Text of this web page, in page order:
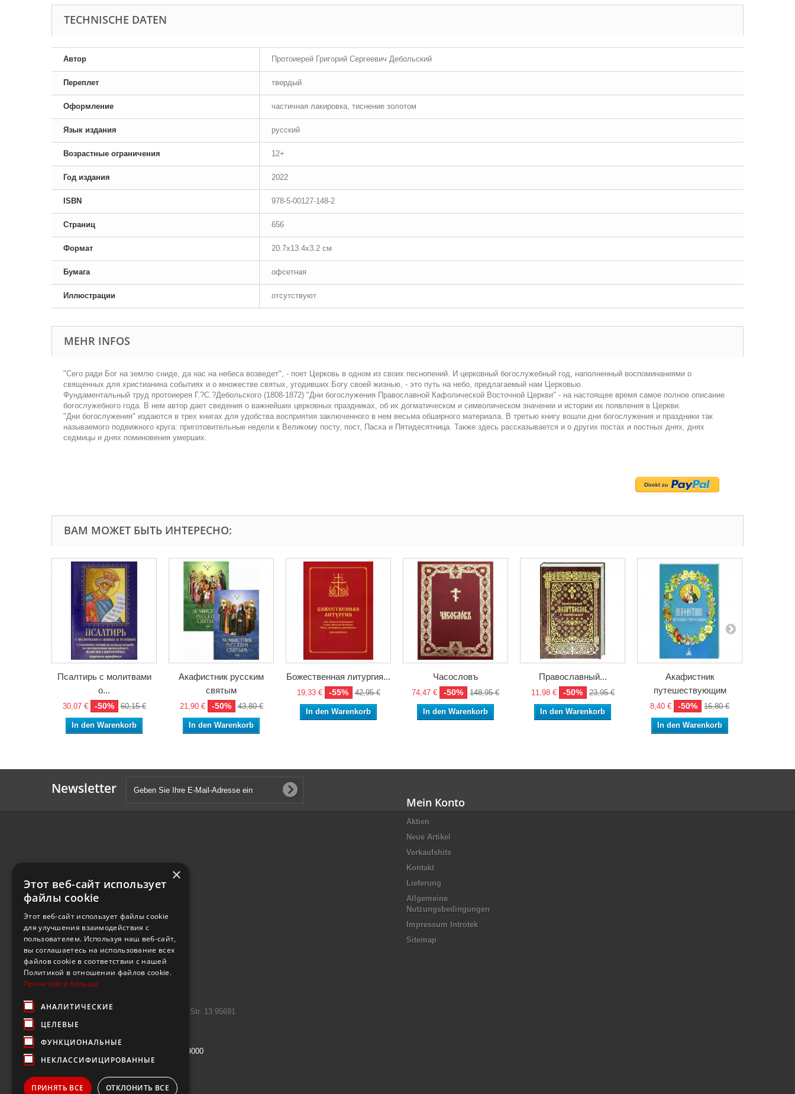
TECHNISCHE DATEN
Автор Протоиерей Григорий Сергеевич Дебольский
Переплет твердый
Оформление частичная лакировка, тиснение золотом
Язык издания русский
Возрастные ограничения 12+
Год издания 2022
ISBN 978-5-00127-148-2
Страниц 656
Формат 20.7x13.4x3.2 см
Бумага офсетная
Иллюстрации отсутствуют
MEHR INFOS
"Сего ради Бог на землю сниде, да нас на небеса возведет", - поет Церковь в одном из своих песнопений. И церковный богослужебный год, наполненный воспоминаниями о
священных для христианина событиях и о множестве святых, угодивших Богу своей жизнью, - это путь на небо, предлагаемый нам Церковью.
Фундаментальный труд протоиерея Г.?С.?Дебольского (1808-1872) "Дни богослужения Православной Кафолической Восточной Церкви" - на настоящее время самое полное описание
богослужебного года. В нем автор дает сведения о важнейших церковных праздниках, об их догматическом и символическом значении и истории их появления в Церкви.
"Дни богослужения" издаются в трех книгах для удобства восприятия заключенного в нем весьма обширного материала. В третью книгу вошли дни богослужения и праздники так
называемого подвижного круга: приготовительные недели к Великому посту, пост, Пасха и Пятидесятница. Также здесь рассказывается и о других постах и постных днях, днях
седмицы и днях поминовения умерших.
ВАМ МОЖЕТ БЫТЬ ИНТЕРЕСНО:
Псалтирь с молитвами
о...
30,07 € -50% 60,15 €
In den Warenkorb
Акафистник русским
святым
21,90 € -50% 43,80 €
In den Warenkorb
Божественная литургия...
19,33 € -55% 42,95 €
In den Warenkorb
Часословъ
74,47 € -50% 148,95 €
In den Warenkorb
Православный...
11,98 € -50% 23,95 €
In den Warenkorb
Акафистник
путешествующим
8,40 € -50% 16,80 €
In den Warenkorb
Newsletter
Mein Konto
Aktien
Neue Artikel
Verkaufshits
Kontakt
Lieferung
Allgemeine
Nutzungsbedingungen
Impressum Introtek
Sitemap
Kontakt
Introtek GmbH, Hutschenreuther Str. 13 95691
Hohenberg Deutschland
+49 9632 7999000
×
Этот веб-сайт использует
файлы cookie
Этот веб-сайт использует файлы cookie
для улучшения взаимодействия с
пользователем. Используя наш веб-сайт,
вы соглашаетесь на использование всех
файлов cookie в соответствии с нашей
Политикой в ​​отношении файлов cookie.
Прочитайте больше
АНАЛИТИЧЕСКИЕ
ЦЕЛЕВЫЕ
ФУНКЦИОНАЛЬНЫЕ
НЕКЛАССИФИЦИРОВАННЫЕ
ПРИНЯТЬ ВСЕ ОТКЛОНИТЬ ВСЕ